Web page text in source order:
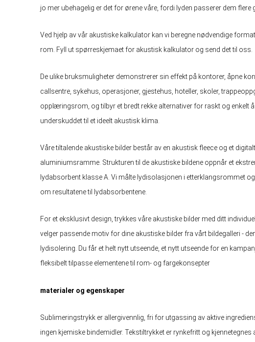
jo mer ubehagelig er det for ørene våre, fordi lyden passerer dem flere
Ved hjelp av vår akustiske kalkulator kan vi beregne nødvendige
rom. Fyll ut spørreskjemaet for akustisk kalkulator og send det til oss.
De ulike bruksmuligheter demonstrerer sin effekt på kontorer, åpne
callsentre, sykehus, operasjoner, gjestehus, hoteller, skoler,
opplæringsrom, og tilbyr et bredt rekke alternativer for raskt og enkelt
underskuddet til et ideelt akustisk klima.
Våre tiltalende akustiske bilder består av en akustisk fleece og et
aluminiumsramme. Strukturen til de akustiske bildene oppnår et
lydabsorbent klasse A. Vi målte lydisolasjonen i etterklangsrommet
om resultatene til lydabsorbentene.
For et eksklusivt design, trykkes våre akustiske bilder med ditt
velger passende motiv for dine akustiske bilder fra vårt bildegalleri -
lydisolering. Du får et helt nytt utseende, et nytt utseende for en
fleksibelt tilpasse elementene til rom- og fargekonsepter
materialer og egenskaper
Sublimeringstrykk er allergivennlig, fri for utgassing av aktive
ingen kjemiske bindemidler. Tekstiltrykket er rynkefritt og